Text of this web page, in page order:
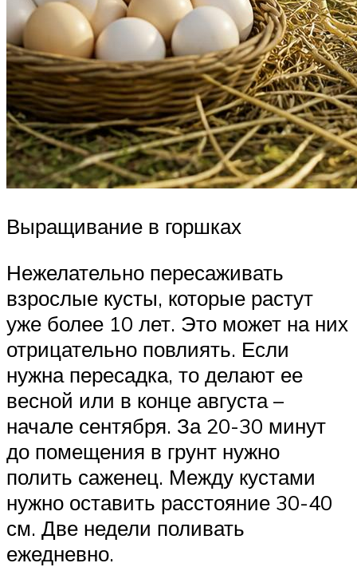
Выращивание в горшках
Нежелательно пересаживать
взрослые кусты, которые растут
уже более 10 лет. Это может на них
отрицательно повлиять. Если
нужна пересадка, то делают ее
весной или в конце августа –
начале сентября. За 20-30 минут
до помещения в грунт нужно
полить саженец. Между кустами
нужно оставить расстояние 30-40
см. Две недели поливать
ежедневно.